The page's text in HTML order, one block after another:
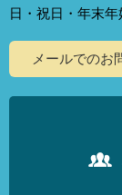
日・祝日・年末年
メールでのお